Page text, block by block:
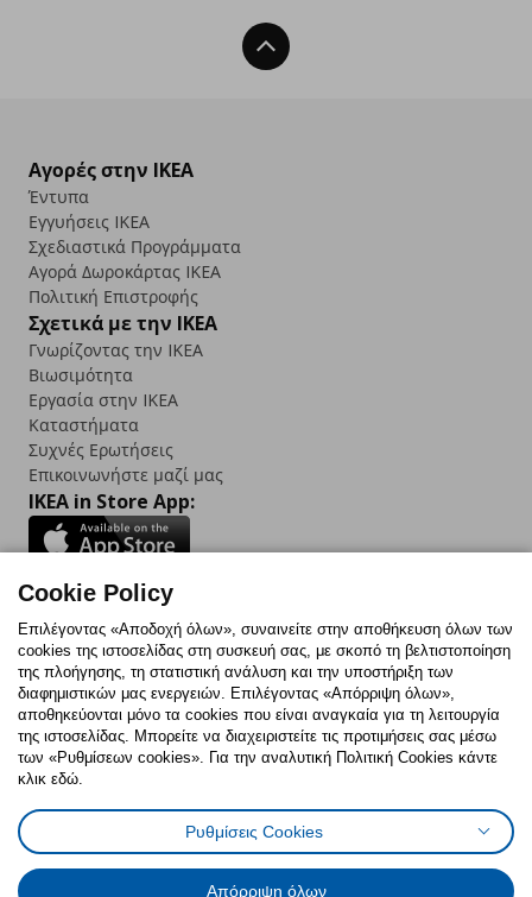
Back To Top
Αγορές στην IKEA
Έντυπα
Εγγυήσεις IKEA
Σχεδιαστικά Προγράμματα
Αγορά Δωρoκάρτας IKEA
Πολιτική Επιστροφής
Σχετικά με την IKEA
Γνωρίζοντας την IKEA
Βιωσιμότητα
Εργασία στην IKEA
Καταστήματα
Συχνές Ερωτήσεις
Επικοινωνήστε μαζί μας
IKEA in Store App:
Follow us:
FacebookInstagram
TikTokYoutubePinterestTwitter
Πολιτική CookiesΔήλωση ψηφιακής προσβασιμότητας
Ρυθμίσεις cookiesΌροι Χρήσης
Γενική Πολιτική Προσωπικών Δεδομένων
Πολιτική Προσωπικών Δεδομένων για ΙΚΕΑ.gr
Cookie Policy
Επιλέγοντας «Αποδοχή όλων», συναινείτε στην αποθήκευση όλων των
cookies της ιστοσελίδας στη συσκευή σας, με σκοπό τη βελτιστοποίηση
της πλοήγησης, τη στατιστική ανάλυση και την υποστήριξη των
διαφημιστικών μας ενεργειών. Επιλέγοντας «Απόρριψη όλων»,
αποθηκεύονται μόνο τα cookies που είναι αναγκαία για τη λειτουργία
της ιστοσελίδας. Μπορείτε να διαχειριστείτε τις προτιμήσεις σας μέσω
των «Ρυθμίσεων cookies». Για την αναλυτική Πολιτική Cookies κάντε
κλικ εδώ.
Ρυθμίσεις Cookies
Απόρριψη όλων